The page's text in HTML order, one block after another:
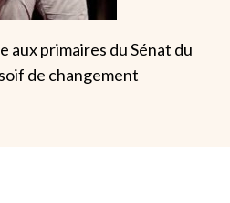
aux primaires du Sénat du
de changement